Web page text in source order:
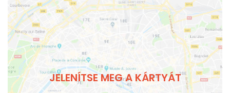
JELENÍTSE MEG A KÁRTYÁT